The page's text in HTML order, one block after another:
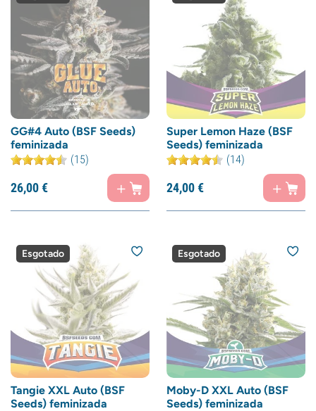
GG#4 Auto (BSF Seeds)
feminizada
(15)
26,00€
Super Lemon Haze (BSF
Seeds) feminizada
(14)
24,00€
Esgotado
Tangie XXL Auto (BSF
Seeds) feminizada
Esgotado
Moby-D XXL Auto (BSF
Seeds) feminizada